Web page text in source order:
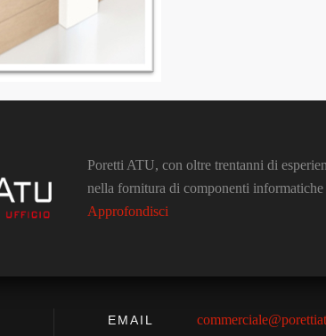
Poretti ATU, con oltre trentanni di
nella fornitura di componenti
Approfondisci
EMAIL